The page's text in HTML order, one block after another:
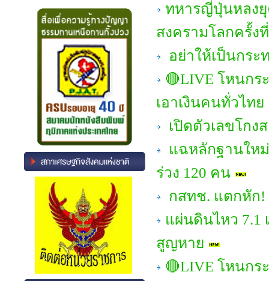
ทหารญี่ปุ่นหลง
สงครามโลกครั้ง
อย่าให้เป็นกระ
🔴LIVE โหนกร
เอาเงินคนทั่วไทย
เปิดตัวเลขโก
แฉหลักฐานให
ร่วง 120 คน
กสทช. แตกหัก
แผ่นดินไหว 7.1
สูญหาย
🔴LIVE โหนกร